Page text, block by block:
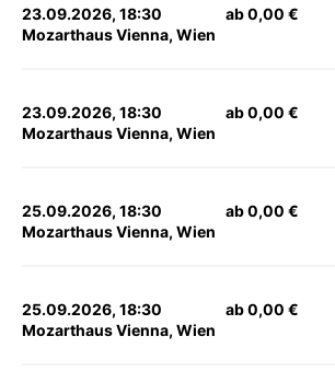
23.09.2026, 18:30
Mozarthaus Vienna, Wien
ab 0,00 €
23.09.2026, 18:30
Mozarthaus Vienna, Wien
ab 0,00 €
25.09.2026, 18:30
Mozarthaus Vienna, Wien
ab 0,00 €
25.09.2026, 18:30
Mozarthaus Vienna, Wien
ab 0,00 €